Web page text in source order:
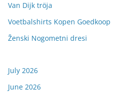
Van Dijk tröja
Voetbalshirts Kopen Goedkoop
Ženski Nogometni dresi
July 2026
June 2026